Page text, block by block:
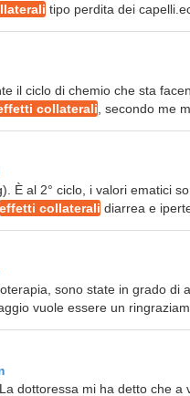
tipo perdita dei
il ciclo di chemio che sta
collaterali , secondo me
È al 2° ciclo, i valori ematici
effetti collaterali diarrea e
sono state in grado di
vuole essere un
dottoressa mi ha detto che